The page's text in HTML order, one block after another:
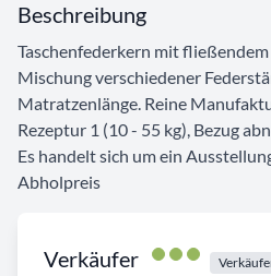
Verkäufer
Beschreibung
Taschenfederkern mit
Mischung verschiedener
Matratzenlänge. Reine
Rezeptur 1 (10 - 55 kg), Bezug
Es handelt sich um ein
Abholpreis